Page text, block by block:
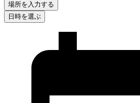
場所を入力する
日時を選ぶ